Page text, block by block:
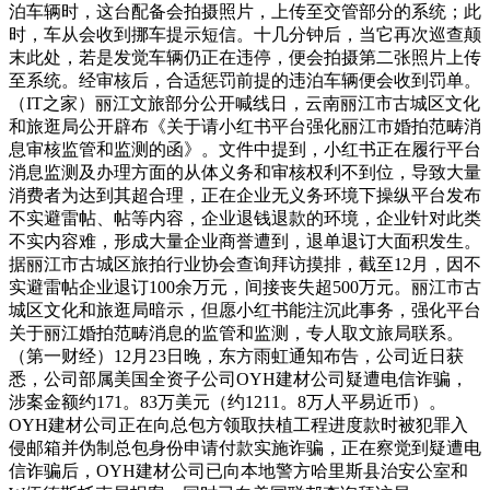
泊车辆时，这台配备会拍摄照片，上传至交管部分的系统；此
时，车从会收到挪车提示短信。十几分钟后，当它再次巡查颠
末此处，若是发觉车辆仍正在违停，便会拍摄第二张照片上传
至系统。经审核后，合适惩罚前提的违泊车辆便会收到罚单。
（IT之家）丽江文旅部分公开喊线日，云南丽江市古城区文化
和旅逛局公开辟布《关于请小红书平台强化丽江市婚拍范畴消
息审核监管和监测的函》。文件中提到，小红书正在履行平台
消息监测及办理方面的从体义务和审核权利不到位，导致大量
消费者为达到其超合理，正在企业无义务环境下操纵平台发布
不实避雷帖、帖等内容，企业退钱退款的环境，企业针对此类
不实内容难，形成大量企业商誉遭到，退单退订大面积发生。
据丽江市古城区旅拍行业协会查询拜访摸排，截至12月，因不
实避雷帖企业退订100余万元，间接丧失超500万元。丽江市古
城区文化和旅逛局暗示，但愿小红书能注沉此事务，强化平台
关于丽江婚拍范畴消息的监管和监测，专人取文旅局联系。
（第一财经）12月23日晚，东方雨虹通知布告，公司近日获
悉，公司部属美国全资子公司OYH建材公司疑遭电信诈骗，
涉案金额约171。83万美元（约1211。8万人平易近币）。
OYH建材公司正在向总包方领取扶植工程进度款时被犯罪入
侵邮箱并伪制总包身份申请付款实施诈骗，正在察觉到疑遭电
信诈骗后，OYH建材公司已向本地警方哈里斯县治安公室和